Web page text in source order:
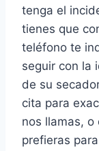
tenga el
tienes que
teléfono te
seguir con la
de su
cita para
nos llamas, o
prefieras